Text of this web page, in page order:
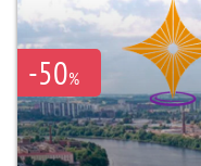
-50%